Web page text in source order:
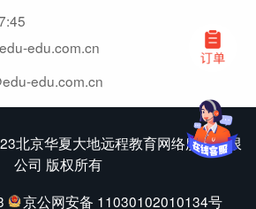
edu.com.cn
edu.com.cn
北京华夏大地远程教育网络服务有限
公司 版权所有
京公网安备 11030102010134号